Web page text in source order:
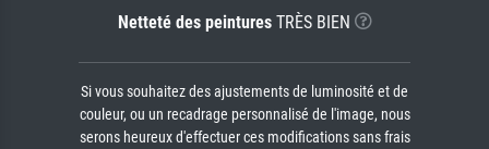
Netteté des peinturesTRÈS BIEN
Si vous souhaitez des ajustements de luminosité et de
couleur, ou un recadrage personnalisé de l'image, nous
serons heureux d'effectuer ces modifications sans frais